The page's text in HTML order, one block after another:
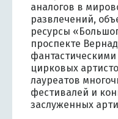
аналогов в
развлечений,
ресурсы
проспекте
цирковых
лауреатов
фестивалей и
заслуженных